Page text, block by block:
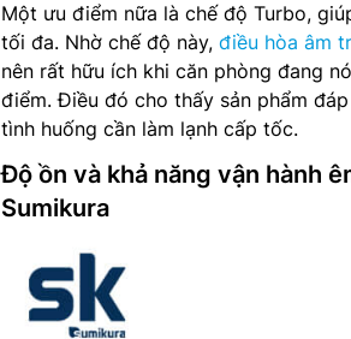
Một ưu điểm nữa là chế độ Turbo,
tối đa. Nhờ chế độ này, điều hòa âm
nên rất hữu ích khi căn phòng đang
điểm. Điều đó cho thấy sản phẩm
tình huống cần làm lạnh cấp tốc.
Độ ồn và khả năng vận hành
Sumikura